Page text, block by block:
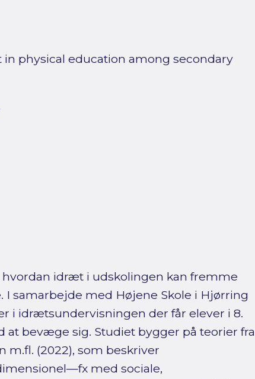
physical education among secondary
hvordan idræt i udskolingen kan fremme
samarbejde med Højene Skole i Hjørring
i idrætsundervisningen der får elever i 8.
at bevæge sig. Studiet bygger på teorier fra
m.fl. (2022), som beskriver
med sociale,